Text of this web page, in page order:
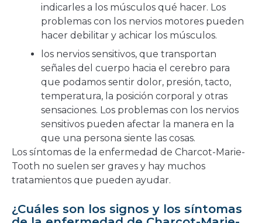
indicarles a los músculos qué hacer. Los
problemas con los nervios motores pueden
hacer debilitar y achicar los músculos.
los nervios sensitivos, que transportan
señales del cuerpo hacia el cerebro para
que podamos sentir dolor, presión, tacto,
temperatura, la posición corporal y otras
sensaciones. Los problemas con los nervios
sensitivos pueden afectar la manera en la
que una persona siente las cosas.
Los síntomas de la enfermedad de Charcot-Marie-
Tooth no suelen ser graves y hay muchos
tratamientos que pueden ayudar.
¿Cuáles son los signos y los síntomas